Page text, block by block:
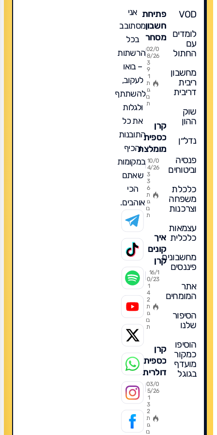
פתיחת
חשבון
מסחר
עצמאי
בבורסה
השוואה,
ניהול
מומלץ?
02/0
8/26
3
9
1
ת
גו
בו
ת
קרן
כספית
מומלצת
פופולרית
ומה
לקנות
לשנת
2026
10/0
4/26
3
3
6
ת
גו
בו
ת
איך
קונים
קרן
כספית?
16/1
0/23
1
4
2
ת
גו
בו
ת
קרן
כספית
דולרית
2026:
מדריך
מקיף
להשקעה
חכמה,
03/0
5/26
1
3
2
ת
גו
בו
VOD
לומדים
עם
החתול
מחשבון
ריבית
דריבית
שוק
ההון
נדל״ן
פנסיה
וביטוחים
כלכלת
משפחה
וצרכנות
עצמאות
כלכלית
מחשבונים
פיננסים
אתר
המומחים
הסיפור
שלנו
הוסיפו
כמקור
מועדף
בגוגל
האמת
הכלכלית
שלא
מדברים
עליה
אני
מסתובב
בכל
הרשתות
– בואו
לעקוב,
להשתתף
ולגלות
את כל
התובנות
והכיף
במקומות
שאתם
הכי
אוהבים.